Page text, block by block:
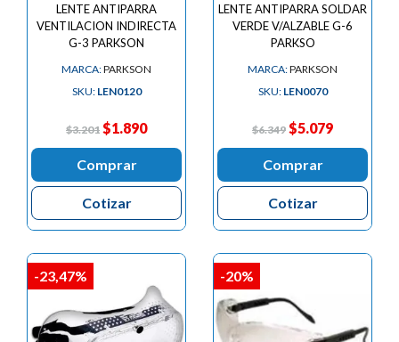
LENTE ANTIPARRA
VENTILACION INDIRECTA
G-3 PARKSON
MARCA:PARKSON
SKU: LEN0120
$3.201 $1.890
Comprar
Cotizar
LENTE ANTIPARRA SOLDAR
VERDE V/ALZABLE G-6
PARKSO
MARCA:PARKSON
SKU: LEN0070
$6.349 $5.079
Comprar
Cotizar
-23,47% -20%